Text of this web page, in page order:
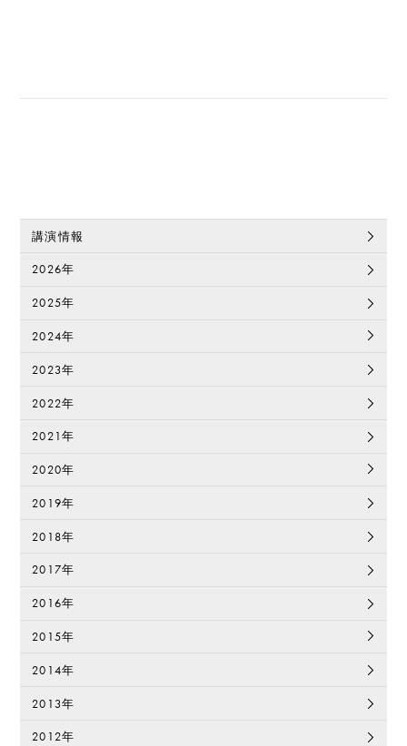
講演情報
2026年
2025年
2024年
2023年
2022年
2021年
2020年
2019年
2018年
2017年
2016年
2015年
2014年
2013年
2012年